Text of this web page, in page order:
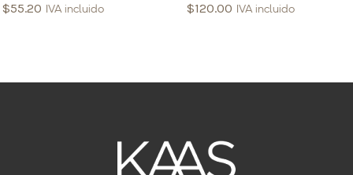
$55.20 IVA incluido $120.00 IVA incluido